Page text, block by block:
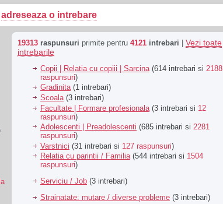
adreseaza o intrebare
19313 raspunsuri primite pentru 4121 intrebari | Vezi toate
intrebarile
Copii | Relatia cu copiii | Sarcina (614 intrebari si 2188
raspunsuri)
Gradinita(1 intrebari)
Scoala (3 intrebari)
Facultate | Formare profesionala (3 intrebari si 12
raspunsuri)
Adolescenti | Preadolescenti (685 intrebari si 2281
raspunsuri)
Varstnici (31 intrebari si 127 raspunsuri)
Relatia cu parintii / Familia(544 intrebari si 1504
raspunsuri)
Serviciu / Job (3 intrebari)
Strainatate: mutare / diverse probleme (3 intrebari)